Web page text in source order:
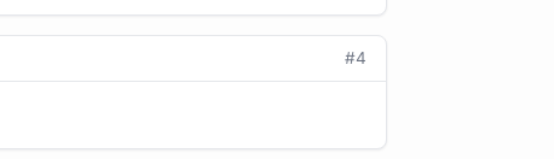
#4